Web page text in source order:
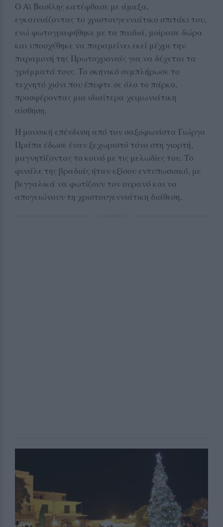
Ο Αϊ Βασίλης κατέφθασε με άμαξα,
εγκαινιάζοντας το χριστουγεννιάτικο σπιτάκι του,
ενώ φωτογραφήθηκε με τα παιδιά, μοίρασε δώρα
και υποσχέθηκε να παραμείνει εκεί μέχρι την
παραμονή της Πρωτοχρονιάς για να δέχεται τα
γράμματά τους. Το σκηνικό συμπλήρωσε το
τεχνητό χιόνι που έπεφτε σε όλο το πάρκο,
προσφέροντας μια ιδιαίτερα χειμωνιάτικη
αίσθηση.
Η μουσική επένδυση από τον σαξοφωνίστα Γιώργο
Πράπα έδωσε έναν ξεχωριστό τόνο στη γιορτή,
μαγνητίζοντας το κοινό με τις μελωδίες του. Το
φινάλε της βραδιάς ήταν εξίσου εντυπωσιακό, με
βεγγαλικά να φωτίζουν τον ουρανό και να
απογειώνουν τη χριστουγεννιάτικη διάθεση.